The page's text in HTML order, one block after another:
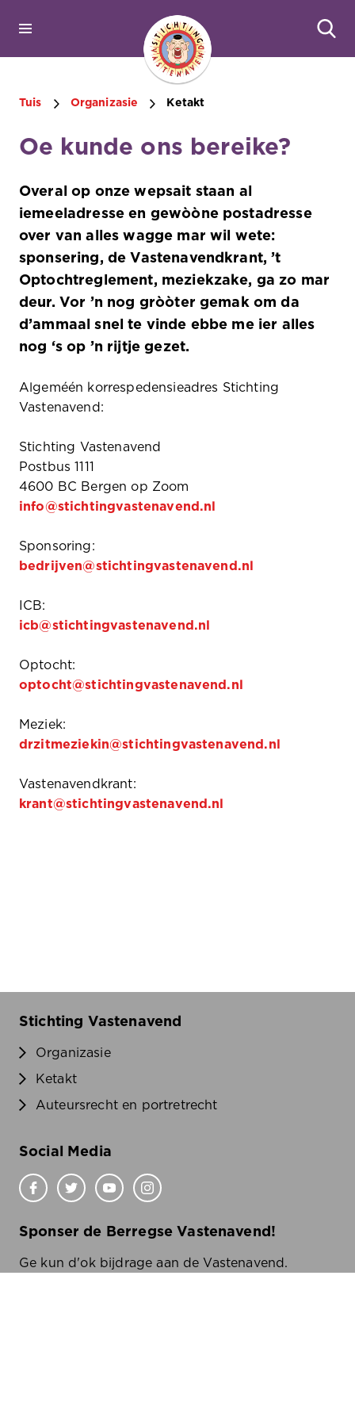
Tuis Organizasie Ketakt
Oe kunde ons bereike?
Overal op onze wepsait staan al
iemeeladresse en gewòòne postadresse
over van alles wagge mar wil wete:
sponsering, de Vastenavendkrant, ’t
Optochtreglement, meziekzake, ga zo mar
deur. Vor ’n nog gròòter gemak om da
d’ammaal snel te vinde ebbe me ier alles
nog ‘s op ’n rijtje gezet.
Algeméén korrespedensieadres Stichting
Vastenavend:
Stichting Vastenavend
Postbus 1111
4600 BC Bergen op Zoom
info@stichtingvastenavend.nl
Sponsoring:
bedrijven@stichtingvastenavend.nl
ICB:
icb@stichtingvastenavend.nl
Optocht:
optocht@stichtingvastenavend.nl
Meziek:
drzitmeziekin@stichtingvastenavend.nl
Vastenavendkrant:
krant@stichtingvastenavend.nl
Stichting Vastenavend
Organizasie
Ketakt
Auteursrecht en portretrecht
Social Media
Sponser de Berregse Vastenavend!
Ge kun d'ok bijdrage aan de Vastenavend.